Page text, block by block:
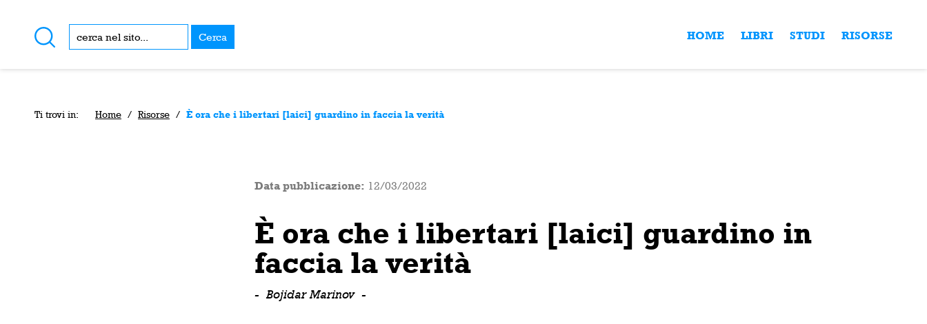
Cerca HOME LIBRI STUDI RISORSE
Ti trovi in: Home / Risorse / È ora che i libertari [laici] guardino in faccia la verità
Data pubblicazione: 12/03/2022
È ora che i libertari [laici] guardino in
faccia la verità
- Bojidar Marinov -